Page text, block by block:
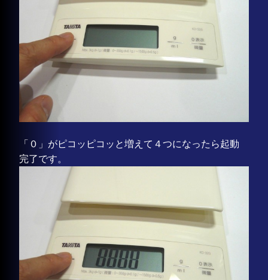
「０」がピコッピコッと増えて４つになったら起動
完了です。